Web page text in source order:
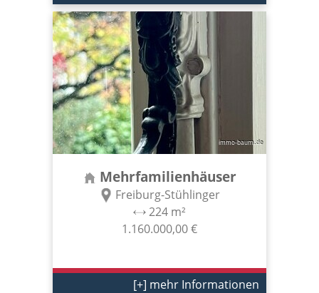
Mehrfamilienhäuser
Freiburg-Stühlinger
224 m²
1.160.000,00 €
[+] mehr Informationen